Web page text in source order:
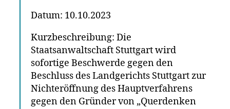
Datum: 10.10.2023
Kurzbeschreibung: Die
Staatsanwaltschaft Stuttgart wird
sofortige Beschwerde gegen den
Beschluss des Landgerichts Stuttgart zur
Nichteröffnung des Hauptverfahrens
gegen den Gründer von „Querdenken